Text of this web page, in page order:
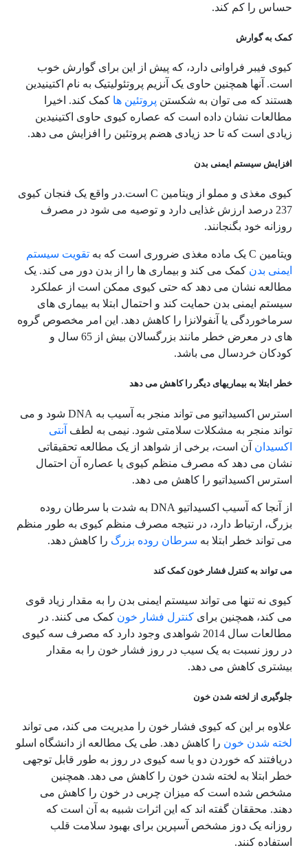
حساس را کم کند.
کمک به گوارش
کیوی فیبر فراوانی دارد، که پیش از این برای گوارش خوب
است. آنها همچنین حاوی یک آنزیم پروتئولیتیک به نام اکتینیدین
هستند که می توان به شکستن پروتئین ها کمک کند. اخیرا
مطالعات نشان داده است که عصاره کیوی حاوی اکتینیدین
زیادی است که تا حد زیادی هضم پروتئین را افزایش می دهد.
افزایش سیستم ایمنی بدن
کیوی مغذی و مملو از ویتامین Cاست.در واقع یک فنجان کیوی
237 درصد ارزش غذایی دارد و توصیه می شود در مصرف
روزانه خود بگنجانند.
ویتامین Cیک ماده مغذی ضروری است که به تقویت سیستم
ایمنی بدن کمک می کند و بیماری ها را از بدن دور می کند. یک
مطالعه نشان می دهد که حتی کیوی ممکن است از عملکرد
سیستم ایمنی بدن حمایت کند و احتمال ابتلا به بیماری های
سرماخوردگی یا آنفولانزا را کاهش دهد. این امر مخصوص گروه
های در معرض خطر مانند بزرگسالان بیش از 65 سال و
کودکان خردسال می باشد.
خطر ابتلا به بیماریهای دیگر را کاهش می دهد
استرس اکسیداتیو می تواند منجر به آسیب به DNA شود و می
تواند منجر به مشکلات سلامتی شود. نیمی به لطف آنتی
اکسیدان آن است، برخی از شواهد از یک مطالعه تحقیقاتی
نشان می دهد که مصرف منظم کیوی یا عصاره آن احتمال
استرس اکسیداتیو را کاهش می دهد.
از آنجا که آسیب اکسیداتیو DNAبه شدت با سرطان روده
بزرگ، ارتباط دارد، در نتیجه مصرف منظم کیوی به طور منظم
می تواند خطر ابتلا به سرطان روده بزرگ را کاهش دهد.
می تواند به کنترل فشار خون کمک کند
کیوی نه تنها می تواند سیستم ایمنی بدن را به مقدار زیاد قوی
می کند، همچنین برای کنترل فشار خون کمک می کنند. در
مطالعات سال 2014 شواهدی وجود دارد که مصرف سه کیوی
در روز نسبت به یک سیب در روز فشار خون را به مقدار
بیشتری کاهش می دهد.
جلوگیری از لخته شدن خون
علاوه بر این که کیوی فشار خون را مدیریت می کند، می تواند
لخته شدن خون را کاهش دهد. طی یک مطالعه از دانشگاه اسلو
دریافتند که خوردن دو یا سه کیوی در روز به طور قابل توجهی
خطر ابتلا به لخته شدن خون را کاهش می دهد. همچنین
مشخص شده است که میزان چربی در خون را کاهش می
دهند. محققان گفته اند که این اثرات شبیه به آن است که
روزانه یک دوز مشخص آسپرین برای بهبود سلامت قلب
استفاده کنند.